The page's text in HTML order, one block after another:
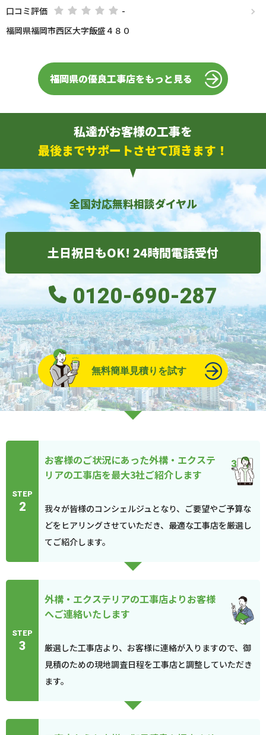
口コミ評価
-
福岡県福岡市西区大字飯盛４８０
福岡県の優良工事店をもっと見る
私達がお客様の工事を
最後までサポートさせて頂きます！
全国対応無料相談ダイヤル
土日祝日もOK! 24時間電話受付
0120-690-287
無料簡単見積りを試す
STEP
2
お客様のご状況にあった外構・エクステ
リアの工事店を最大3社ご紹介します
我々が皆様のコンシェルジュとなり、ご要望やご予算な
どをヒアリングさせていただき、最適な工事店を厳選し
てご紹介します。
STEP
3
外構・エクステリアの工事店よりお客様
へご連絡いたします
厳選した工事店より、お客様に連絡が入りますので、御
見積のための現地調査日程を工事店と調整していただき
ます。